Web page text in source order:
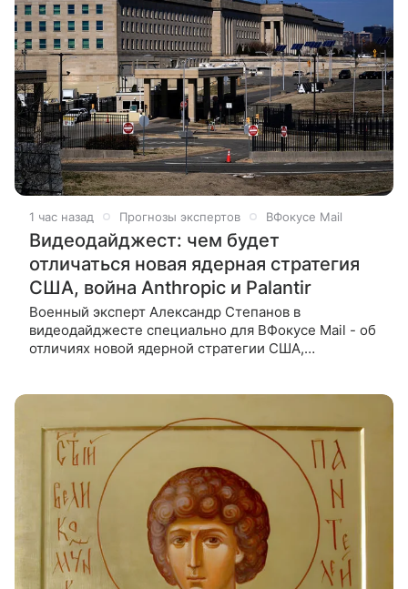
1 час назад Прогнозы экспертов ВФокусе Mail
Видеодайджест: чем будет
отличаться новая ядерная стратегия
США, война Anthropic и Palantir
Военный эксперт Александр Степанов в
видеодайджесте специально для ВФокусе Mail - об
отличиях новой ядерной стратегии США,